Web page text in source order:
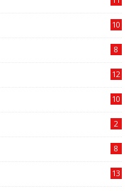
10
8
12
10
2
8
13